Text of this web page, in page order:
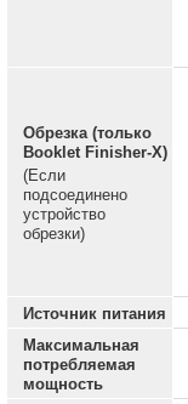
Обрезка (только
Booklet Finisher-X)
(Если
подсоединено
устройство
обрезки)
Источник питания
Максимальная
потребляемая
мощность